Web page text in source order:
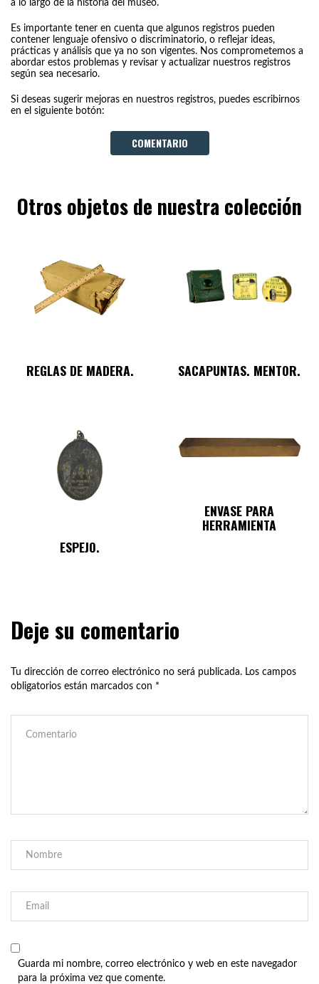
a lo largo de la historia del museo.
Es importante tener en cuenta que algunos registros pueden
contener lenguaje ofensivo o discriminatorio, o reflejar ideas,
prácticas y análisis que ya no son vigentes. Nos comprometemos a
abordar estos problemas y revisar y actualizar nuestros registros
según sea necesario.
Si deseas sugerir mejoras en nuestros registros, puedes escribirnos
en el siguiente botón:
COMENTARIO
Otros objetos de nuestra colección
REGLAS DE MADERA. SACAPUNTAS. MENTOR.
ESPEJO.
ENVASE PARA
HERRAMIENTA
Deje su comentario
Tu dirección de correo electrónico no será publicada. Los campos
obligatorios están marcados con *
Guarda mi nombre, correo electrónico y web en este navegador
para la próxima vez que comente.